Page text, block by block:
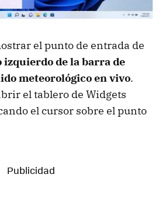
el punto de entrada de
izquierdo de la barra de
meteorológico en vivo.
el tablero de Widgets
el cursor sobre el punto